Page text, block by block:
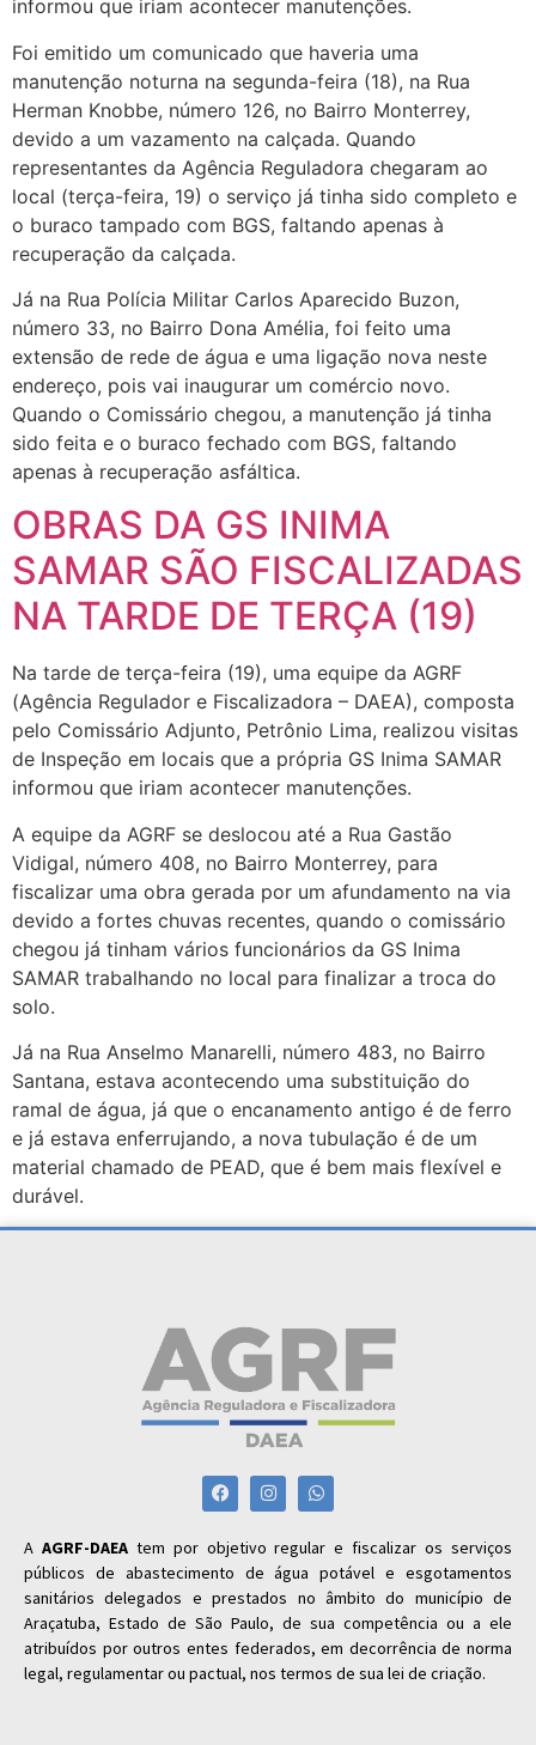
informou que iriam acontecer manutenções.
Foi emitido um comunicado que haveria uma
manutenção noturna na segunda-feira (18), na Rua
Herman Knobbe, número 126, no Bairro Monterrey,
devido a um vazamento na calçada. Quando
representantes da Agência Reguladora chegaram ao
local (terça-feira, 19) o serviço já tinha sido completo e
o buraco tampado com BGS, faltando apenas à
recuperação da calçada.
Já na Rua Polícia Militar Carlos Aparecido Buzon,
número 33, no Bairro Dona Amélia, foi feito uma
extensão de rede de água e uma ligação nova neste
endereço, pois vai inaugurar um comércio novo.
Quando o Comissário chegou, a manutenção já tinha
sido feita e o buraco fechado com BGS, faltando
apenas à recuperação asfáltica.
OBRAS DA GS INIMA
SAMAR SÃO FISCALIZADAS
NA TARDE DE TERÇA (19)
Na tarde de terça-feira (19), uma equipe da AGRF
(Agência Regulador e Fiscalizadora – DAEA), composta
pelo Comissário Adjunto, Petrônio Lima, realizou visitas
de Inspeção em locais que a própria GS Inima SAMAR
informou que iriam acontecer manutenções.
A equipe da AGRF se deslocou até a Rua Gastão
Vidigal, número 408, no Bairro Monterrey, para
fiscalizar uma obra gerada por um afundamento na via
devido a fortes chuvas recentes, quando o comissário
chegou já tinham vários funcionários da GS Inima
SAMAR trabalhando no local para finalizar a troca do
solo.
Já na Rua Anselmo Manarelli, número 483, no Bairro
Santana, estava acontecendo uma substituição do
ramal de água, já que o encanamento antigo é de ferro
e já estava enferrujando, a nova tubulação é de um
material chamado de PEAD, que é bem mais flexível e
durável.
A AGRF-DAEAtem por objetivo regular e fiscalizar os serviços
públicos de abastecimento de água potável e esgotamentos
sanitários delegados e prestados no âmbito do município de
Araçatuba, Estado de São Paulo, de sua competência ou a ele
atribuídos por outros entes federados, em decorrência de norma
legal, regulamentar ou pactual, nos termos de sua lei de criação.